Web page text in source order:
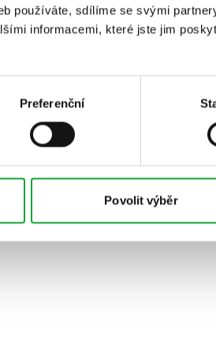
používáte, sdílíme se svými
informacemi, které jste jim
Preferenční
Povolit výběr